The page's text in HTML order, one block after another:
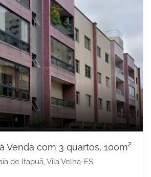
Venda com 3 quartos, 100m²
de Itapuã, Vila Velha-ES